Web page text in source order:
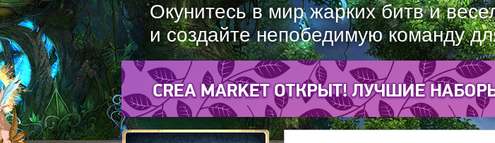
Окунитесь в мир жарких битв и
и создайте непобедимую команду